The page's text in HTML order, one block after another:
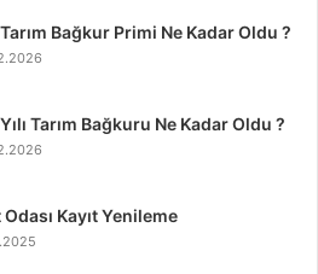
Bağkur Primi Ne Kadar Oldu ?
Tarım Bağkuru Ne Kadar Oldu ?
Kayıt Yenileme